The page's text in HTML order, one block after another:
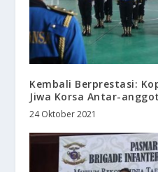
Kembali Berprestasi:
Jiwa Korsa Antar-
24 Oktober 2021